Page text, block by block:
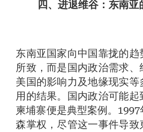
四、进退维谷：东南亚
东南亚国家向中国靠拢的
所致，而是国内政治需求、
美国的影响力及地缘现实
用的结果。国内政治可能起
柬埔寨便是典型案例。
森掌权，尽管这一事件导致